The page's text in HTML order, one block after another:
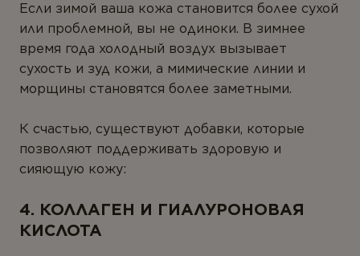
Если зимой ваша кожа становится более сухой
или проблемной, вы не одиноки. В зимнее
время года холодный воздух вызывает
сухость и зуд кожи, а мимические линии и
морщины становятся более заметными.
К счастью, существуют добавки, которые
позволяют поддерживать здоровую и
сияющую кожу:
4. КОЛЛАГЕН И ГИАЛУРОНОВАЯ
КИСЛОТА